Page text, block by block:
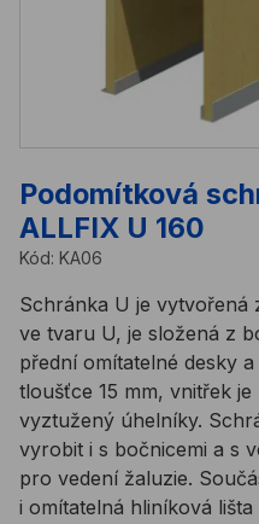
Podomítková
ALLFIX U 160
Kód: KA06
Schránka U je vytvořená
ve tvaru U, je složená z
přední omítatelné desky
tloušťce 15 mm, vnitřek je
vyztužený úhelníky.
vyrobit i s bočnicemi a s
pro vedení žaluzie.
i omítatelná hliníková lišta